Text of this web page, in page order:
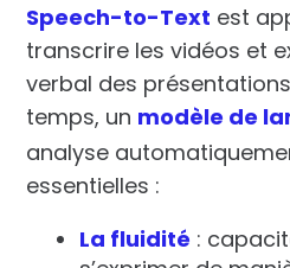
Speech-to-Text est
transcrire les vidéos et
verbal des
temps, un modèle de
analyse
essentielles :
La fluidité :